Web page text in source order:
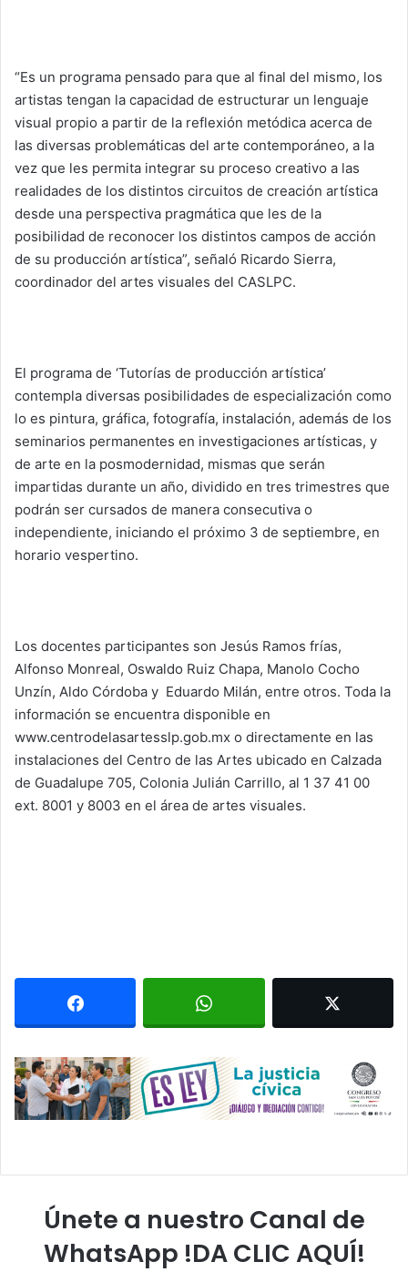
“Es un programa pensado para que al final del mismo, los
artistas tengan la capacidad de estructurar un lenguaje
visual propio a partir de la reflexión metódica acerca de
las diversas problemáticas del arte contemporáneo, a la
vez que les permita integrar su proceso creativo a las
realidades de los distintos circuitos de creación artística
desde una perspectiva pragmática que les de la
posibilidad de reconocer los distintos campos de acción
de su producción artística”, señaló Ricardo Sierra,
coordinador del artes visuales del CASLPC.
El programa de ‘Tutorías de producción artística’
contempla diversas posibilidades de especialización como
lo es pintura, gráfica, fotografía, instalación, además de los
seminarios permanentes en investigaciones artísticas, y
de arte en la posmodernidad, mismas que serán
impartidas durante un año, dividido en tres trimestres que
podrán ser cursados de manera consecutiva o
independiente, iniciando el próximo 3 de septiembre, en
horario vespertino.
Los docentes participantes son Jesús Ramos frías,
Alfonso Monreal, Oswaldo Ruiz Chapa, Manolo Cocho
Unzín, Aldo Córdoba y Eduardo Milán, entre otros. Toda la
información se encuentra disponible en
www.centrodelasartesslp.gob.mx o directamente en las
instalaciones del Centro de las Artes ubicado en Calzada
de Guadalupe 705, Colonia Julián Carrillo, al 1 37 41 00
ext. 8001 y 8003 en el área de artes visuales.
Únete a nuestro Canal de
WhatsApp !DA CLIC AQUÍ!